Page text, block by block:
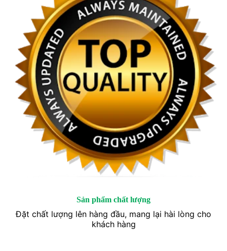
Sản phẩm chất lượng
Đặt chất lượng lên hàng đầu, mang lại hài lòng cho
khách hàng